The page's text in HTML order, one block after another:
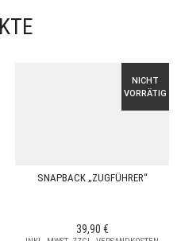
NICHT
VORRÄTIG
SNAPBACK „ZUGFÜHRER“
39,90 €